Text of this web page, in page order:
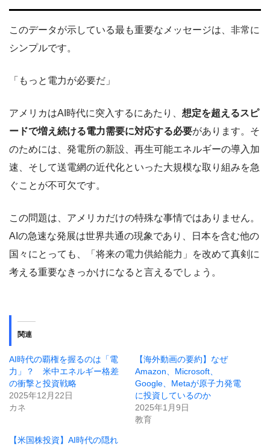
このデータが示している最も重要なメッセージは、非常に
シンプルです。
「もっと電力が必要だ」
アメリカはAI時代に突入するにあたり、 想定を超えるスピ
ードで増え続ける電力需要に対応する必要があります。そ
のためには、発電所の新設、再生可能エネルギーの導入加
速、そして送電網の近代化といった大規模な取り組みを急
ぐことが不可欠です。
この問題は、アメリカだけの特殊な事情ではありません。
AIの急速な発展は世界共通の現象であり、日本を含む他の
国々にとっても、「将来の電力供給能力」を改めて真剣に
考える重要なきっかけになると言えるでしょう。
関連
AI時代の覇権を握るのは「電
力」？ 米中エネルギー格差
の衝撃と投資戦略
2025年12月22日
カネ
【海外動画の要約】なぜ
Amazon、Microsoft、
Google、Metaが原子力発電
に投資しているのか
2025年1月9日
教育
【米国株投資】AI時代の隠れ